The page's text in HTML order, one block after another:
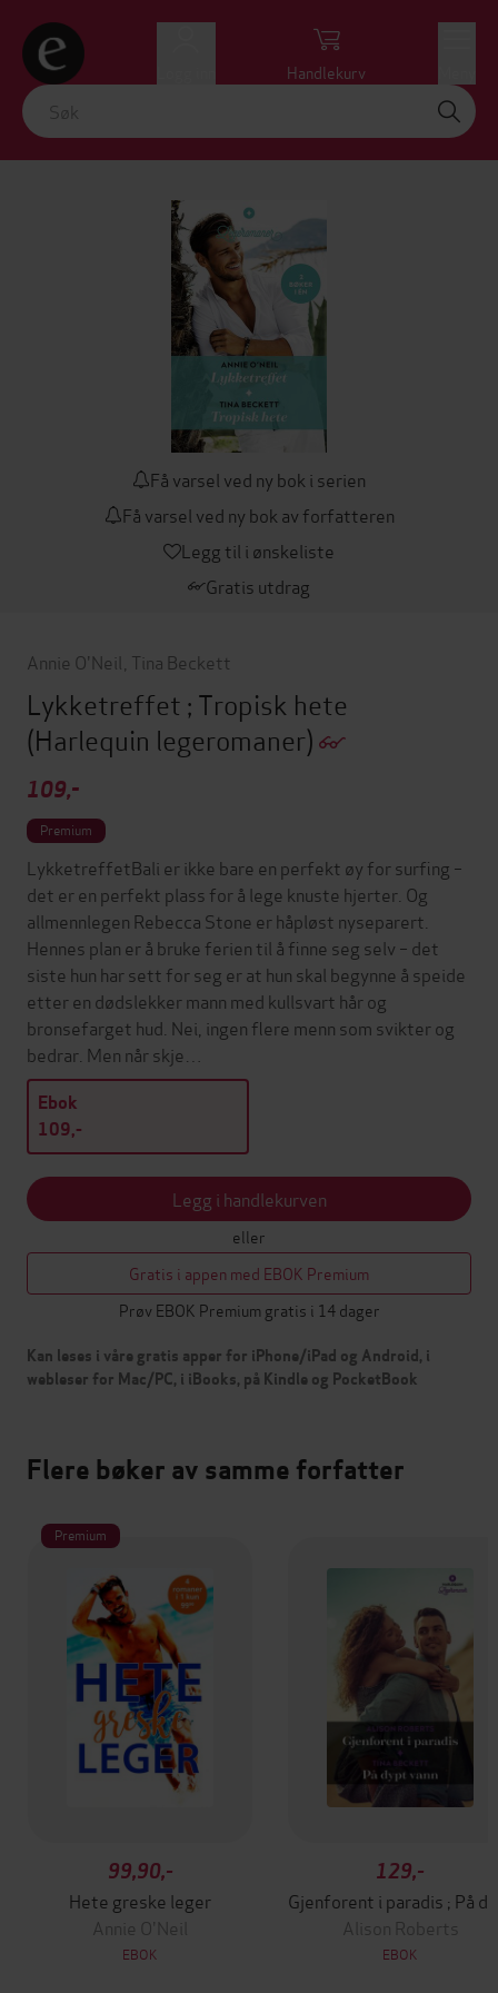
Handlekurv
Få varsel ved ny bok i serien
Få varsel ved ny bok av forfatteren
Legg til i ønskeliste
Gratis utdrag
Annie O'Neil Tina Beckett
Lykketreffet ; Tropisk hete
(Harlequin legeromaner)
109,-
Premium
LykketreffetBali er ikke bare en perfekt øy for surfing –
det er en perfekt plass for å lege knuste hjerter. Og
allmennlegen Rebecca Stone er håpløst nyseparert.
Hennes plan er å bruke ferien til å finne seg selv – det
siste hun har sett for seg er at hun skal begynne å speide
etter en dødslekker mann med kullsvart hår og
bronsefarget hud. Nei, ingen flere menn som svikter og
bedrar. Men når skje…
Ebok
109,-
Legg i handlekurven
eller
Gratis i appen med EBOK Premium
Prøv EBOK Premium gratis i 14 dager
Kan leses i våre gratis apper for iPhone/iPad og Android, i
webleser for Mac/PC, i iBooks, på Kindle og PocketBook
Flere bøker av samme forfatter
Premium
99,90,-
Hete greske leger
Annie O'Neil
EBOK
129,-
Alison Roberts
EBOK